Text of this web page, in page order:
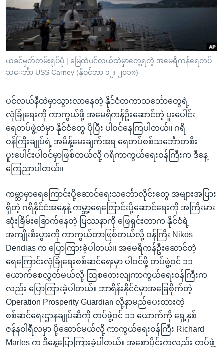
သို့
ကျော်
ကြည့်
ရန်
ရှာဖွေ
သို့
ကျော်
ရန်
ဗွီအိုအေ လူမှုကွန်ယက်များ
ဘာသာစကားများ
ယခင်မှတ်တမ်းရုပ်ပုံ | မြေထဲပင်လယ်ထဲမှာတွေ့ရတဲ့ အမေရိကန်ရေတပ်
သ‌‌ေင်္ဘာ USS Carney (နိုဝင်ဘာ ၁၂၊ ၂၀၁၈)
ပင်လယ်နီထဲမှာသွားလာနေတဲ့ နိုင်ငံတကာသင်္ဘောတွေရဲ့
လုံခြုံရေးကို ကာကွယ်ဖို့ အမေရိကန်ဦးဆောင်တဲ့ ပူးပေါင်း
ရေတပ်ဖွဲ့ထဲမှာ နိုင်ငံတွေ ပိုပြီး ပါဝင်နေကြပါတယ်။ ဂရိ
ဝန်ကြီးချုပ်ရဲ့ အမိန့်မေးချက်အရ ရေတပ်စစ်သင်္ဘောတစီး
ပူးပေါင်းပါဝင်မှာဖြစ်တယ်လို့ ဂရိကာကွယ်ရေးဝန်ကြီးက ဒီနေ့
ကြေညာပါတယ်။
ကမ္ဘာမှာရေကြောင်းပို့ဆောင်ရေးသင်္ဘောလိုင်းတွေ အများအပြား
ရှိတဲ့ ဂရိနိုင်ငံအနေနဲ့ ကမ္ဘာ့ရေကြောင်းပို့ဆောင်ရေးကို အကြီးမား
ဆုံးခြိမ်းခြောက်နေတဲ့ ပြဿနာကို ဖြေရှင်းတာက နိုင်ငံရဲ့
အကျိုးစီးပွားကို ကာကွယ်တာဖြစ်တယ်လို့ ဝန်ကြီး Nikos
Dendias က ပြောကြားခဲ့ပါတယ်။ အမေရိကန်ဦးဆောင်တဲ့
ရေကြောင်းလုံခြုံရေးစစ်ဆင်ရေးမှာ ပါဝင်ဖို့ တပ်ဖွဲ့ဝင် ၁၁
ယောက်စေလွှတ်မယ်လို့ ဩစတေးလျကာကွယ်ရေးဝန်ကြီးက
လည်း ပြောကြားခဲ့ပါတယ်။ ဘာရိန်းနိုင်ငံမှာအခြေစိုက်တဲ့
Operation Prosperity Guardian လို့နာမည်ပေးထားတဲ့
စစ်ဆင်ရေးဌာနချုပ်ဆီကို တပ်ဖွဲ့ဝင် ၁၁ ယောက်ကို ရှေ့နှစ်
ဇန်နဝါရီလမှာ ပို့ဆောင်မယ်လို့ ကာကွယ်ရေးဝန်ကြီး Richard
Marles က ဒီနေ့ပြောကြားခဲ့ပါတယ်။ အစောပိုင်းကလည်း တပ်ဖွဲ့